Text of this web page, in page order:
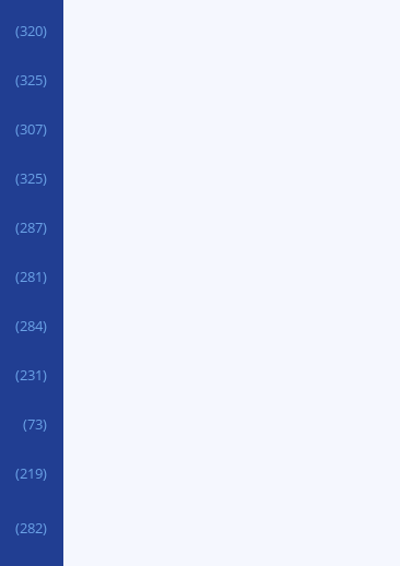
(320)
(325)
(307)
(325)
(287)
(281)
(284)
(231)
(73)
(219)
(282)